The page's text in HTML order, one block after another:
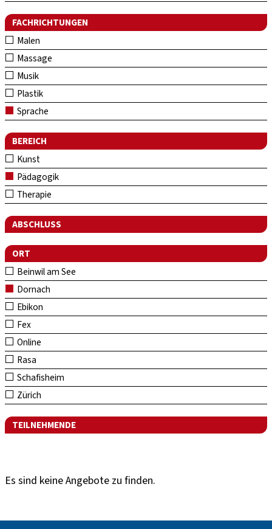
FACHRICHTUNGEN
Malen
Massage
Musik
Plastik
Sprache
BEREICH
Kunst
Pädagogik
Therapie
ABSCHLUSS
ORT
Beinwil am See
Dornach
Ebikon
Fex
Online
Rasa
Schafisheim
Zürich
TEILNEHMENDE
Es sind keine Angebote zu finden.